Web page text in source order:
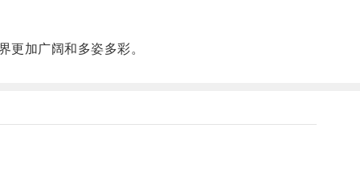
加广阔和多姿多彩。